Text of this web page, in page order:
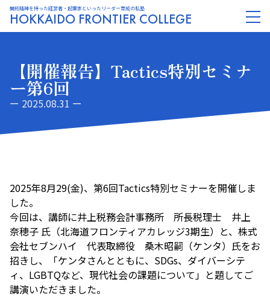
開拓精神を持った経営者・起業家といったリーダー育成の私塾
HOKKAIDO FRONTIER COLLEGE
【開催報告】Tactics特別セミナ
ー第6回
ー 2025.08.31 ー
2025年8月29(金)、第6回Tactics特別セミナーを開催しま
した。
今回は、講師に井上税務会計事務所 所長税理士 井上
奈穂子 氏（北海道フロンティアカレッジ3期生）と、株式
会社セブンハイ 代表取締役 桑木昭嗣（ケンタ）氏をお
招きし、「ケンタさんとともに、SDGs、ダイバーシテ
ィ、LGBTQなど、現代社会の課題について」と題してご
講演いただきました。